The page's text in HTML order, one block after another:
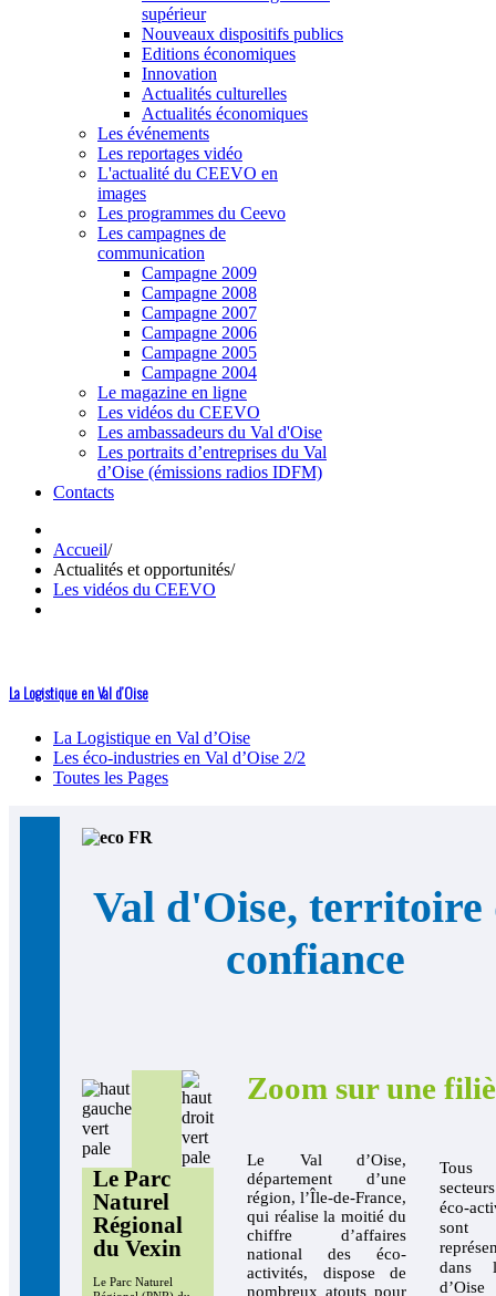
supérieur
Nouveaux dispositifs publics
Editions économiques
Innovation
Actualités culturelles
Actualités économiques
Les événements
Les reportages vidéo
L'actualité du CEEVO en
images
Les programmes du Ceevo
Les campagnes de
communication
Campagne 2009
Campagne 2008
Campagne 2007
Campagne 2006
Campagne 2005
Campagne 2004
Le magazine en ligne
Les vidéos du CEEVO
Les ambassadeurs du Val d'Oise
Les portraits d’entreprises du Val
d’Oise (émissions radios IDFM)
Contacts
Accueil/
Actualités et opportunités/
Les vidéos du CEEVO
La Logistique en Val d’Oise
La Logistique en Val d’Oise
Les éco-industries en Val d’Oise 2/2
Toutes les Pages
Val d'Oise, territoire
confiance
Le Parc
Naturel
Régional
du Vexin
Le Parc Naturel
Zoom sur une
Le Val d’Oise,
département d’une
région, l’Île-de-France,
qui réalise la moitié du
chiffre d’affaires
national des éco-
activités, dispose de
nombreux atouts pour
éco-
sont
dans
d’Oise